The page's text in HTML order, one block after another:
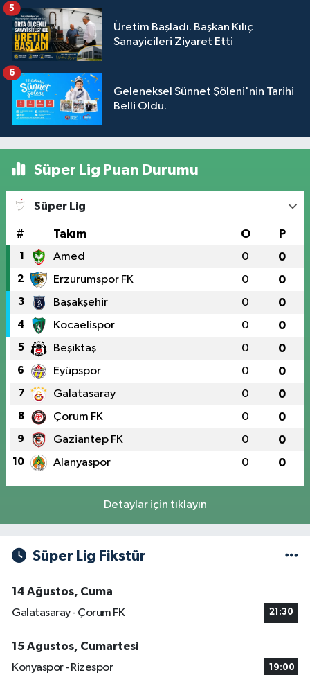
Üretim Başladı. Başkan Kılıç
Sanayicileri Ziyaret Etti
5
Geleneksel Sünnet Şöleni'nin Tarihi
Belli Oldu.
6
Süper Lig Puan Durumu
Süper Lig
# Takım O P
1 Amed 0 0
2 Erzurumspor FK 0 0
3 Başakşehir 0 0
4 Kocaelispor 0 0
5 Beşiktaş 0 0
6 Eyüpspor 0 0
7 Galatasaray 0 0
8 Çorum FK 0 0
9 Gaziantep FK 0 0
10 Alanyaspor 0 0
Detaylar için tıklayın
Süper Lig Fikstür
14 Ağustos, Cuma
Galatasaray - Çorum FK
21:30
15 Ağustos, Cumartesi
Konyaspor - Rizespor
19:00